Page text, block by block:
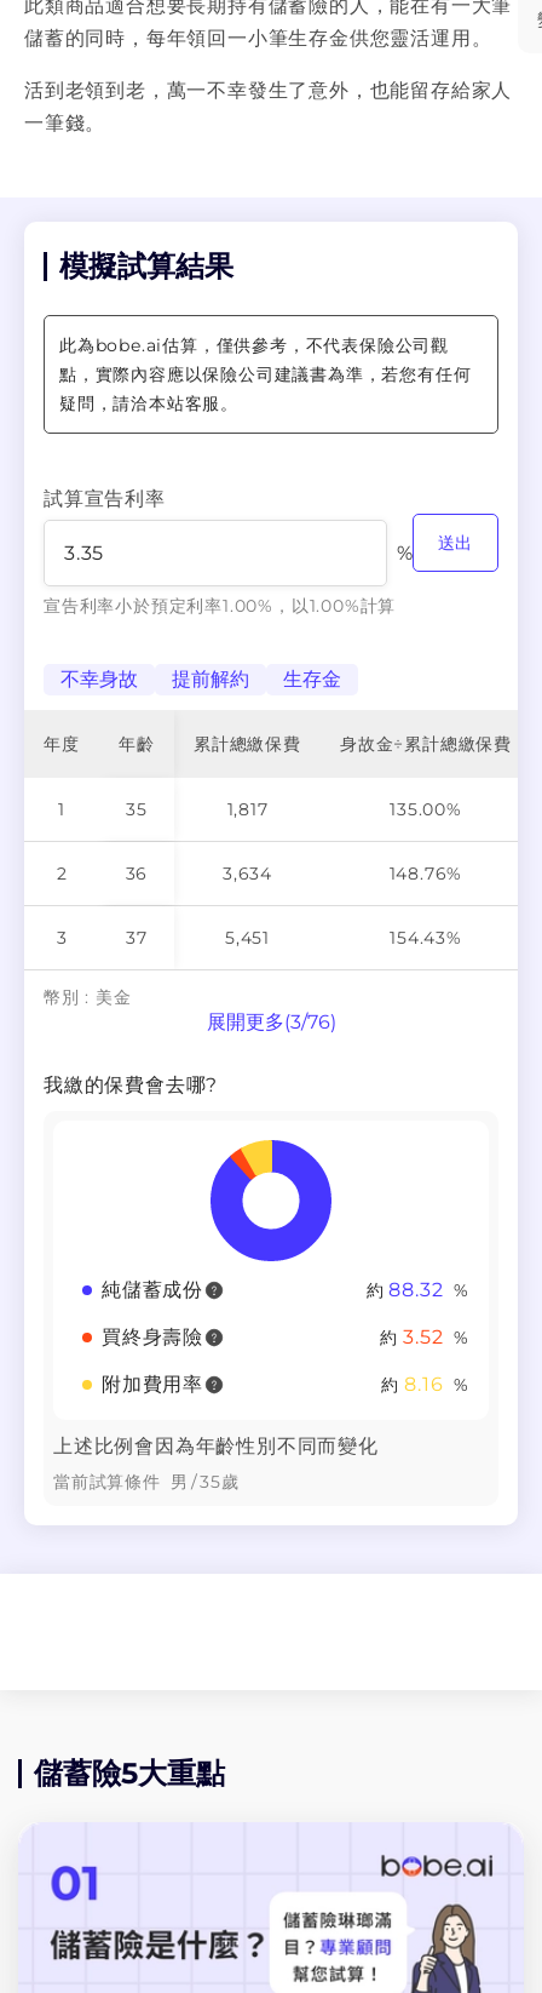
身故金通常等同於金管會所公告的最低門檻，但因
為領取生存金的原因，所以身故金本身並不會增值
型。 建議怎麼選，要注意哪些事情？ 宣告利率 越
高則回饋越多，但須注意可能會調整。 預定利率
後填寫申請書。 繳費期別 請選擇年繳，不建議您
選擇月繳等分期方式，因為會貴很多。 高保額折扣
如果您預算充足，可注意是否有高保額折扣，不無
小補。 附加費用率 附加費用率越低，越有利於儲
蓄。 增額繳清方式 若希望增加領回的金額，可選
擇「每年領回」；若希望提高解約一次領回的金
額，可選擇「儲存生息」；「增額繳清」則介於兩
此類商品適合想要長期持有儲蓄險的人，能在有一大筆
儲蓄的同時，每年領回一小筆生存金供您靈活運用。
活到老領到老，萬一不幸發生了意外，也能留存給家人
一筆錢。
模擬試算結果
此為bobe.ai估算，僅供參考，不代表保險公司觀
點，實際內容應以保險公司建議書為準，若您有任何
疑問，請洽本站客服。
試算宣告利率
%
宣告利率小於預定利率1.00%，以1.00%計算
送出
不幸身故 提前解約 生存金
年度 年齡 累計總繳保費 身故金÷累計總繳保費
1 35 1,817 135.00%
2 36 3,634 148.76%
3 37 5,451 154.43%
幣別 : 美金
展開更多(3/76)
我繳的保費會去哪?
純儲蓄成份
買終身壽險
附加費用率
約 88.32 %
約 3.52 %
約 8.16 %
上述比例會因為年齡性別不同而變化
當前試算條件 男 /35歲
儲蓄險5大重點